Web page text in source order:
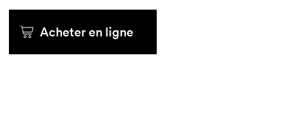
Acheter en ligne